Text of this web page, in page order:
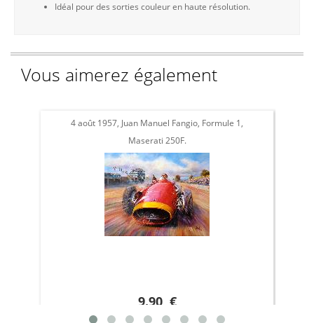
Idéal pour des sorties couleur en haute résolution.
Vous aimerez également
4 août 1957, Juan Manuel Fangio, Formule 1,
Maserati 250F.
9.90 €